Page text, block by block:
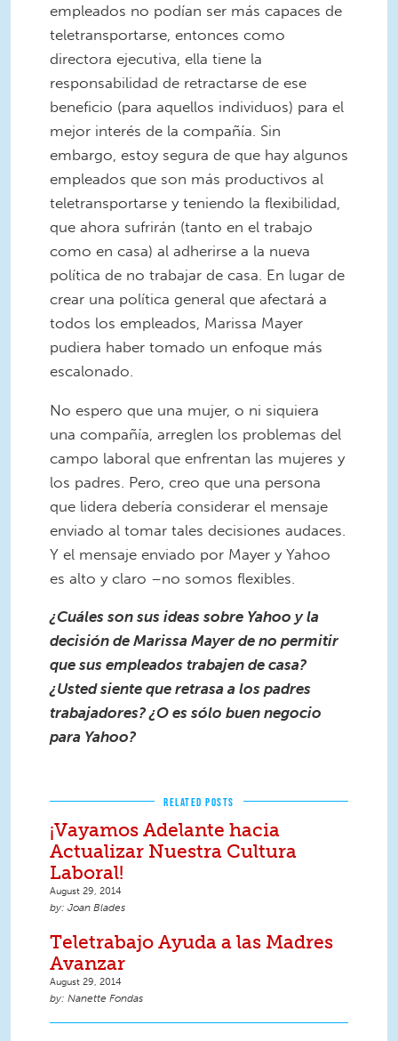
empleados no podían ser más capaces de
teletransportarse, entonces como
directora ejecutiva, ella tiene la
responsabilidad de retractarse de ese
beneficio (para aquellos individuos) para el
mejor interés de la compañía. Sin
embargo, estoy segura de que hay algunos
empleados que son más productivos al
teletransportarse y teniendo la flexibilidad,
que ahora sufrirán (tanto en el trabajo
como en casa) al adherirse a la nueva
política de no trabajar de casa. En lugar de
crear una política general que afectará a
todos los empleados, Marissa Mayer
pudiera haber tomado un enfoque más
escalonado.
No espero que una mujer, o ni siquiera
una compañía, arreglen los problemas del
campo laboral que enfrentan las mujeres y
los padres. Pero, creo que una persona
que lidera debería considerar el mensaje
enviado al tomar tales decisiones audaces.
Y el mensaje enviado por Mayer y Yahoo
es alto y claro –no somos flexibles.
¿Cuáles son sus ideas sobre Yahoo y la
decisión de Marissa Mayer de no permitir
que sus empleados trabajen de casa?
¿Usted siente que retrasa a los padres
trabajadores? ¿O es sólo buen negocio
para Yahoo?
RELATED POSTS
¡Vayamos Adelante hacia
Actualizar Nuestra Cultura
Laboral!
August 29, 2014
Joan Blades
Teletrabajo Ayuda a las Madres
Avanzar
August 29, 2014
Nanette Fondas